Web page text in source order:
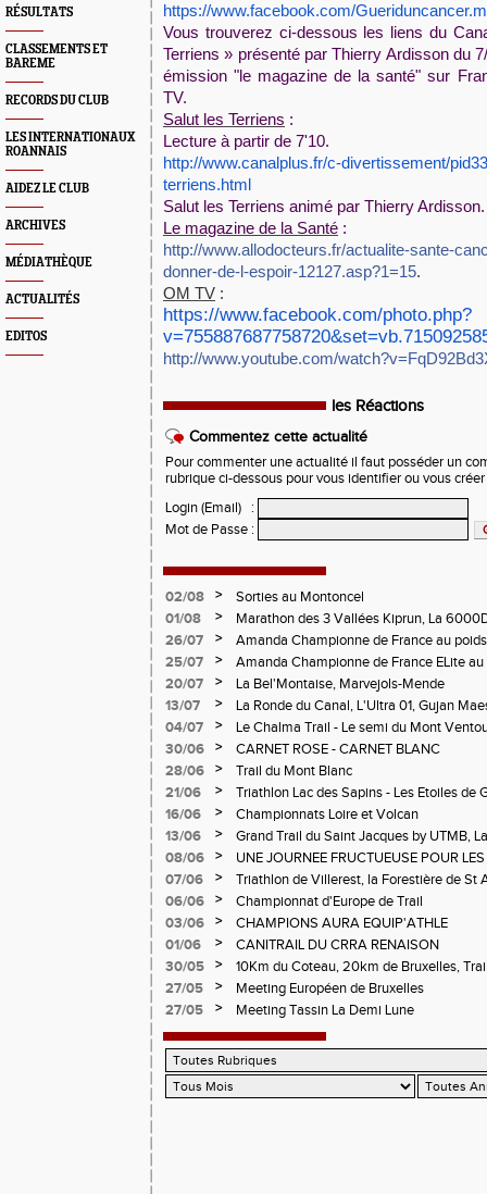
RÉSULTATS
CLASSEMENTS ET
BAREME
RECORDS DU CLUB
LES INTERNATIONAUX
ROANNAIS
AIDEZ LE CLUB
ARCHIVES
MÉDIATHÈQUE
ACTUALITÉS
EDITOS
https://www.facebook.com/
Vous trouverez ci-dessous les liens du
Terriens » présenté par Thierry Ardisson du
émission "le magazine de la santé" sur
TV.
Salut les Terriens :
Lecture à partir de 7'10.
http://www.canalplus.fr/c-divertissement/
terriens.html
Salut les Terriens animé par Thierry Ardisson.
Le magazine de la Santé :
http://www.allodocteurs.fr/actualite-sante-
donner-de-l-espoir-12127.asp?1=15.
OM TV :
https://www.facebook.com/photo.php?
http://www.youtube.com/
les Réactions
Commentez cette actualité
Pour commenter une actualité il faut posséder un
rubrique ci-dessous pour vous identifier ou vous
Login (Email)
:
Mot de Passe :
02/08 >
Sorties au Montoncel
01/08
>
Marathon des 3 Vallées Kiprun, La
Verticale d'Orcières, St Augustin
26/07 >
Amanda Championne de France au poids
25/07
>
Amanda Championne de France ELite
20/07
>
La Bel'Montaise, Marvejols-Mende
13/07
>
La Ronde du Canal, L'Ultra 01, Gujan
04/07
>
Le Chalma Trail - Le semi du Mont
Cublize - Les Passerelles de Monteynard
Pralognon La Vanoise
30/06 >
CARNET ROSE - CARNET BLANC
28/06
>
Trail du Mont Blanc
21/06
>
Triathlon Lac des Sapins - Les Etoiles de
16/06
>
Championnats Loire et Volcan
13/06
>
Grand Trail du Saint Jacques by UTMB,
d'Andrézieux-Bouthéon
08/06 >
UNE JOURNEE FRUCTUEUSE POUR
CHAMPIONNATS DE LA LOIRE A
07/06 >
Triathlon de Villerest, la Forestière de St
Circuit de la Sure, Tour du Pays Roannais
06/06 >
Championnat d'Europe de Trail
03/06
>
CHAMPIONS AURA EQUIP'ATHLE
01/06
>
CANITRAIL DU CRRA RENAISON
30/05
>
10Km du Coteau, 20km de Bruxelles,
Pilatrail
27/05 >
Meeting Européen de Bruxelles
27/05
> Meeting Tassin La Demi Lune